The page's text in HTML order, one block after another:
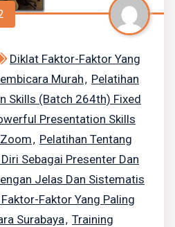
Diklat Faktor-Faktor Yang
Murah, Pelatihan
Skills (Batch 264th) Fixed
Presentation Skills
, Pelatihan Tentang
Sebagai Presenter Dan
Jelas Dan Sistematis
Faktor Yang Paling
Surabaya, Training